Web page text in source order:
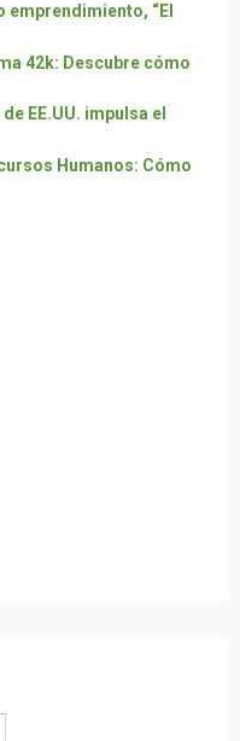
emprendimiento, “El
42k: Descubre cómo
EE.UU. impulsa el
Humanos: Cómo